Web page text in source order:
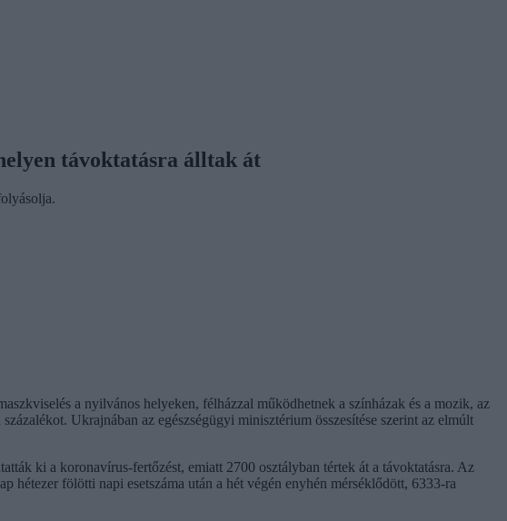
távoktatásra álltak át
a nyilvános helyeken, félházzal működhetnek a színházak és a mozik, az
Ukrajnában az egészségügyi minisztérium összesítése szerint az elmúlt
ki a koronavírus-fertőzést, emiatt 2700 osztályban tértek át a távoktatásra. Az
hétezer fölötti napi esetszáma után a hét végén enyhén mérséklődött, 6333-ra